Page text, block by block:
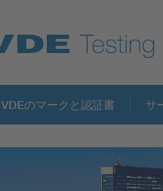
Key Topics
VDEのマークと認証書 サ